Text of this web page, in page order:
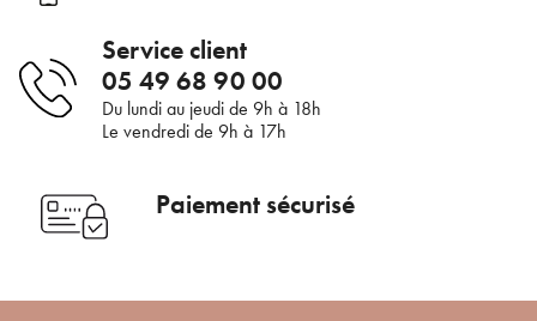
Supprimer le produit ?
Service client
05 49 68 90 00
Du lundi au jeudi de 9h à 18h
Le vendredi de 9h à 17h
Paiement sécurisé
Bienvenue !
Pour être au courant de nos dernières
nouveautés ou promotions en cours et
bénéficier de nos conseils de saison, inscrivez-